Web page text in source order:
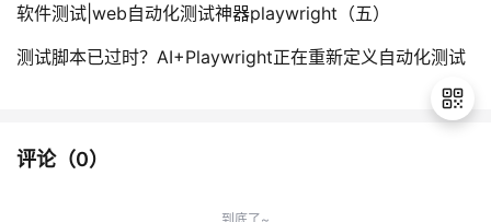
软件测试|web自动化测试神器playwright（五）
测试脚本已过时？AI+Playwright正在重新定义自动化测试
评论（0）